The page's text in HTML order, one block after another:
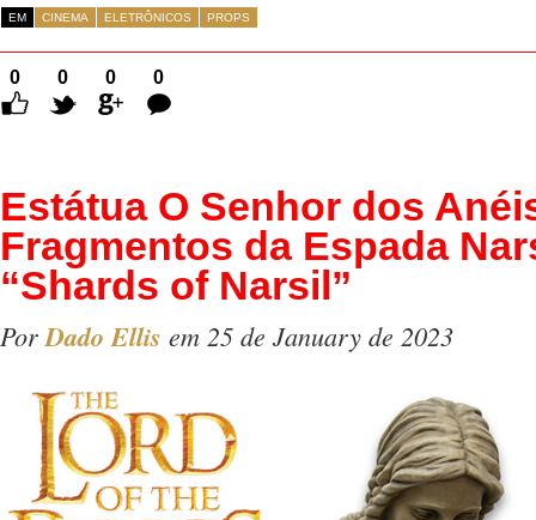
EM CINEMA ELETRÔNICOS PROPS
0 0 0
0
Comentários
Estátua O Senhor dos
Fragmentos da Espada
“Shards of Narsil”
PorDado Ellis em 25 de January de 2023